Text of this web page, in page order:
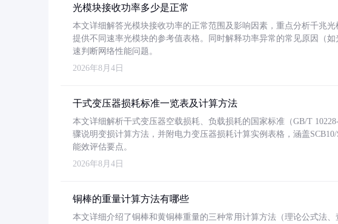
光模块接收功率多少是正常
本文详细解答光模块接收功率的正常范围及影响因素，重点分析千兆
提供不同速率光模块的参考值表格。同时解释功率异常的常见原因（
速判断网络性能问题。
2026年8月4日
干式变压器损耗标准一览表及计算方法
本文详细解析干式变压器空载损耗、负载损耗的国家标准（GB/T
骤说明变损计算方法，并附电力变压器损耗计算实例表格，涵盖
能效评估要点。
2026年8月4日
铜棒的重量计算方法有哪些
本文详细介绍了铜棒和黄铜棒重量的三种常用计算方法（理论公式法